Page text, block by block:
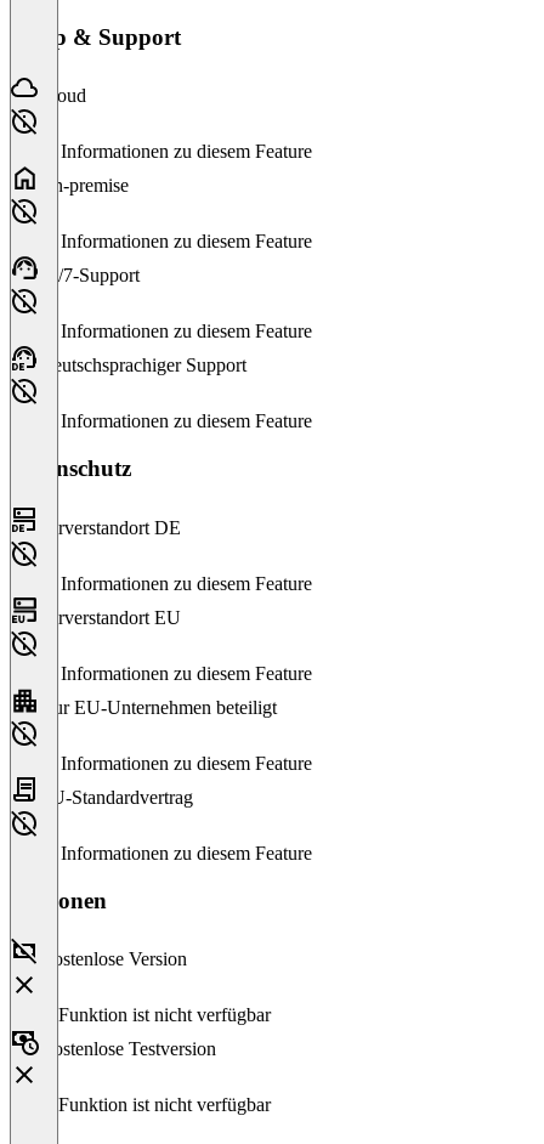
Setup & Support
Cloud
Keine Informationen zu diesem Feature
On-premise
Keine Informationen zu diesem Feature
24/7-Support
Keine Informationen zu diesem Feature
Deutschsprachiger Support
Keine Informationen zu diesem Feature
Datenschutz
Serverstandort DE
Keine Informationen zu diesem Feature
Serverstandort EU
Keine Informationen zu diesem Feature
Nur EU-Unternehmen beteiligt
Keine Informationen zu diesem Feature
EU-Standardvertrag
Keine Informationen zu diesem Feature
Versionen
Kostenlose Version
Diese Funktion ist nicht verfügbar
Kostenlose Testversion
Diese Funktion ist nicht verfügbar